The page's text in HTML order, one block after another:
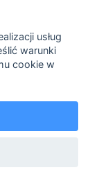
usług
warunki
cookie w